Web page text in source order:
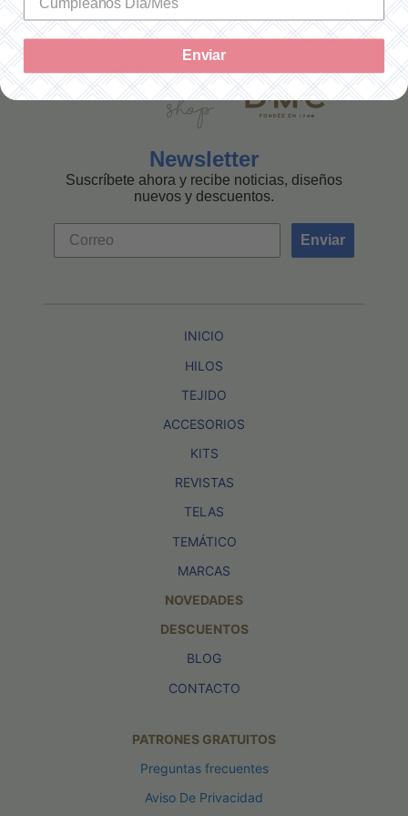
Newsletter
Suscríbete ahora y recibe noticias, diseños
nuevos y descuentos.
Enviar
INICIO
HILOS
TEJIDO
ACCESORIOS
KITS
REVISTAS
TELAS
TEMÁTICO
MARCAS
NOVEDADES
DESCUENTOS
BLOG
CONTACTO
PATRONES GRATUITOS
Preguntas frecuentes
Aviso De Privacidad
Enviar